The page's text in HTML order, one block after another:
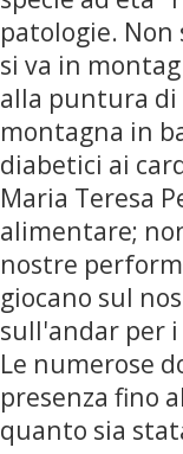
patologie.
si va in
alla puntura di
montagna in
diabetici ai
Maria Teresa
alimentare;
nostre
giocano sul
sull'andar per
Le numerose
presenza fino
quanto sia